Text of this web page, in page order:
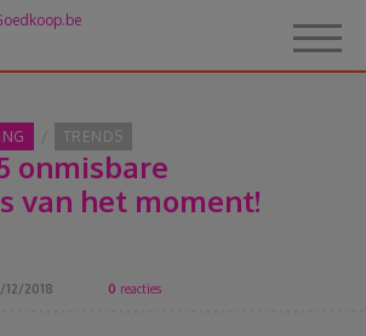
TRENDS
onmisbare
van het moment!
12/2018 0 reacties